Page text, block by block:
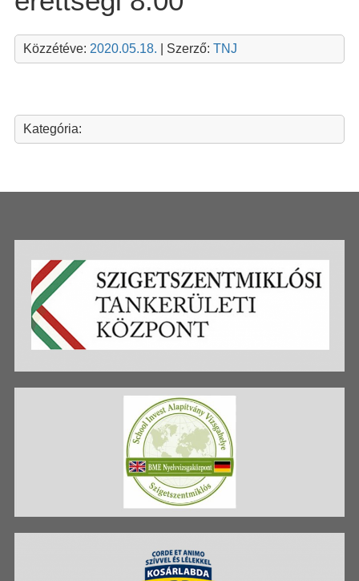
Közzétéve: 2020.05.18. | Szerző: TNJ
Kategória: